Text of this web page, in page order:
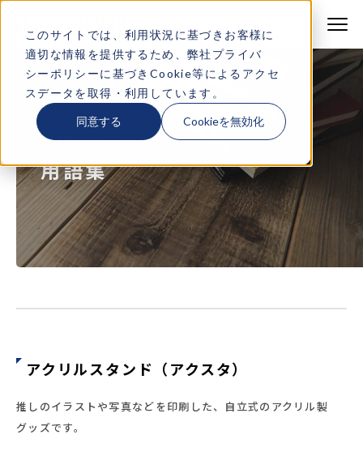
このサイトでは、利用状況に基づきお客様に
適切な情報を提供するため、弊社 プライバ
シーポリシーに基づきCookie等によるアクセ
スデータを取得・利用しています。
同意する Cookieを無効化
058-206-2316 受付時間 8:30~17:30
製品・サービス
特長
導入事例
デモサイト一覧
TERM
用語集
アクリルスタンド（アクスタ）
推しのイラストや写真などを印刷した、自立式のアクリル製
グッズです。